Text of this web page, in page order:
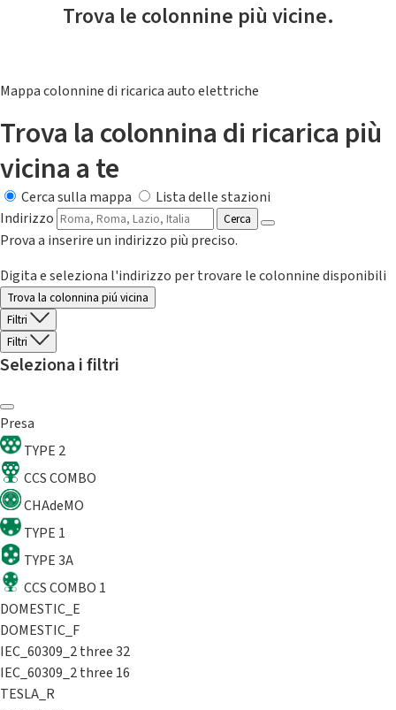
Trova le colonnine più vicine.
Mappa colonnine di ricarica auto elettriche
Trova la colonnina di ricarica più
vicina a te
Cerca sulla mappa
Lista delle stazioni
Indirizzo
Cerca
Prova a inserire un indirizzo più preciso.
Digita e seleziona l'indirizzo per trovare le colonnine disponibili
Trova la colonnina piú vicina
Filtri
Filtri
Seleziona i filtri
Presa
TYPE 2
CCS COMBO
CHAdeMO
TYPE 1
TYPE 3A
CCS COMBO 1
DOMESTIC_E
DOMESTIC_F
IEC_60309_2 three 32
IEC_60309_2 three 16
TESLA_R